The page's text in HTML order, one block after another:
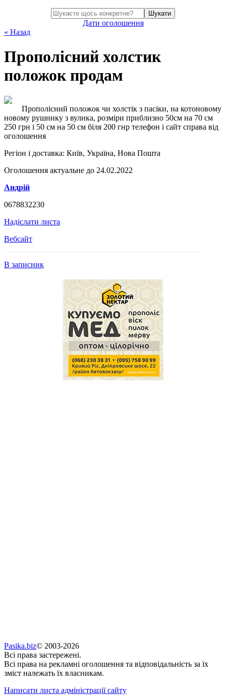
Шукати
Дати оголошення
« Назад
Прополісний холстик
положок продам
Прополісний положок чи холстік з пасіки, на котоновому
новому рушнику з вулика, розміри приблизно 50см на 70 см
250 грн і 50 см на 50 см біля 200 гнр телефон і сайт справа від
оголошення
Регіон і доставка: Київ, Україна, Нова Пошта
Оголошення актуальне до 24.02.2022
Андрій
0678832230
Надіслати листа
Вебсайт
В записник
Pasika.biz© 2003-2026
Всі права застережені.
Всі права на рекламні оголошення та відповідальність за їх
зміст належать їх власникам.
Написати листа адміністрації сайту